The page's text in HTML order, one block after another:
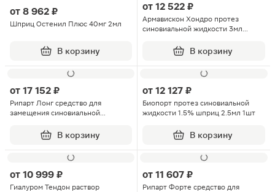
от 8 962 ₽
Шприц Остенил Плюс 40мг 2мл
В корзину
от 12 522 ₽
Армавискон Хондро протез
синовиальной жидкости 3мл
В корзину
от 17 152 ₽
Рипарт Лонг средство для
замещения синовиальной
В корзину
от 12 127 ₽
Биопорт протез синовиальной
жидкости 1.5% шприц 2.5мл 1шт
В корзину
от 10 999 ₽
Гиалуром Тендон раствор
от 11 607 ₽
Рипарт Форте средство для